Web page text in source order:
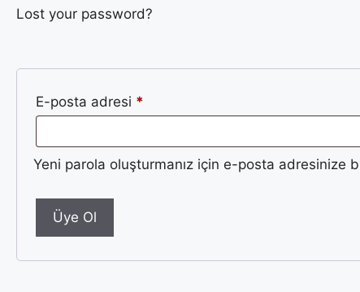
Lost your password?
E-posta adresi *
Yeni parola oluşturmanız için e-posta adresinize
Üye Ol